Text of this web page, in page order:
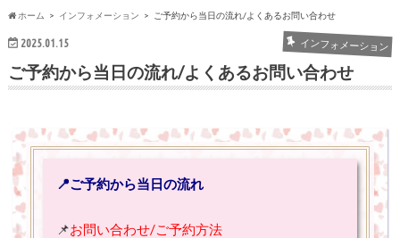
ホーム インフォメーション ご予約から当日の流れ/よくあるお問い合わせ
2025.01.15 インフォメーション
ご予約から当日の流れ/よくあるお問い合わせ
📍ご予約から当日の流れ
📌お問い合わせ/ご予約方法